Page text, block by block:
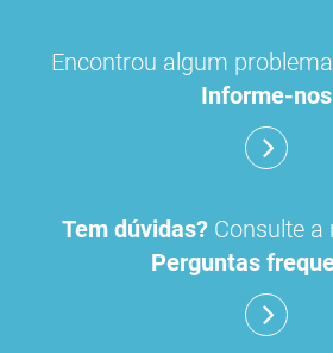
Encontrou algum
Informe-nos
Tem dúvidas? Consulte a
Perguntas